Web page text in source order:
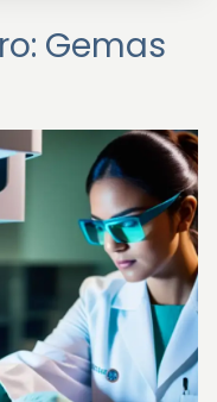
Gemas